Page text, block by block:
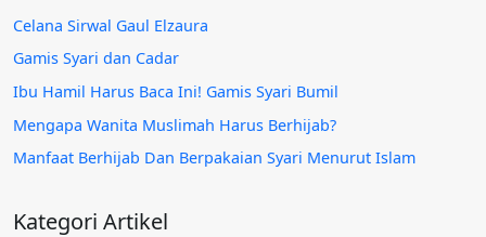
Celana Sirwal Gaul Elzaura
Gamis Syari dan Cadar
Ibu Hamil Harus Baca Ini! Gamis Syari Bumil
Mengapa Wanita Muslimah Harus Berhijab?
Manfaat Berhijab Dan Berpakaian Syari Menurut Islam
Kategori Artikel